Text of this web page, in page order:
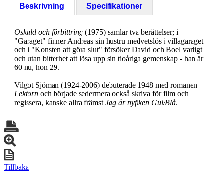
Beskrivning
Specifikationer
Oskuld och förbittring (1975) samlar två berättelser; i
"Garaget" finner Andreas sin hustru medvetslös i villagaraget
och i "Konsten att göra slut" försöker David och Boel varligt
och utan bitterhet att lösa upp sin tioåriga gemenskap - han är
60 nu, hon 29.
Vilgot Sjöman (1924-2006) debuterade 1948 med romanen
Lektorn och började sedermera också skriva för film och
regissera, kanske allra främst Jag är nyfiken Gul/Blå.
Tillbaka